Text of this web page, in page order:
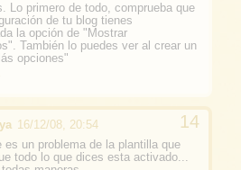
Lo primero de todo, comprueba que
de tu blog tienes
la opción de "Mostrar
También lo puedes ver al crear un
opciones"
16/12/08, 20:54
es un problema de la plantilla que
todo lo que dices esta activado...